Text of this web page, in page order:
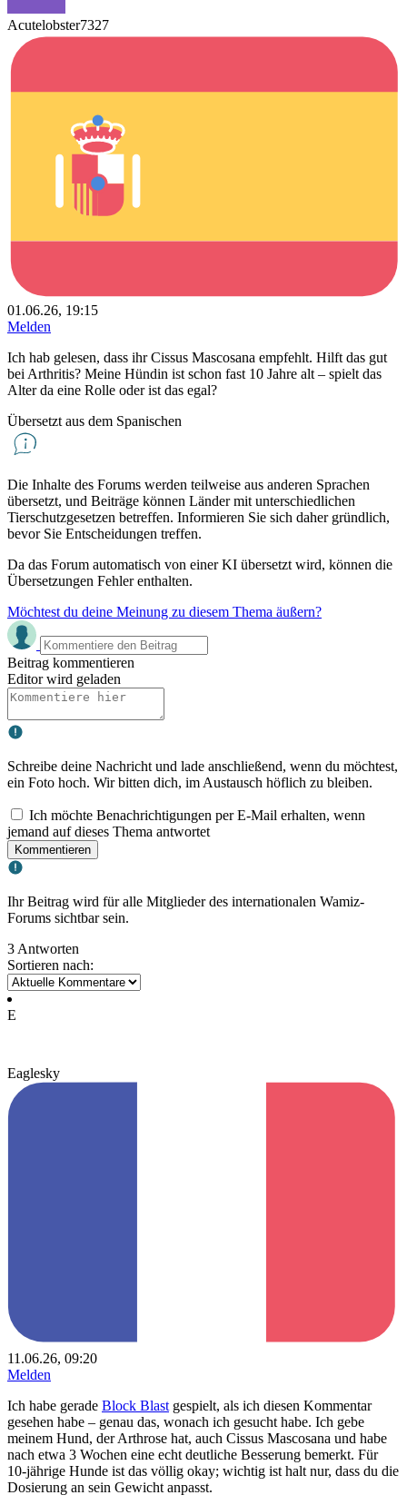
Acutelobster7327
01.06.26, 19:15
Melden
Ich hab gelesen, dass ihr Cissus Mascosana empfehlt. Hilft das gut
bei Arthritis? Meine Hündin ist schon fast 10 Jahre alt – spielt das
Alter da eine Rolle oder ist das egal?
Übersetzt aus dem Spanischen
Die Inhalte des Forums werden teilweise aus anderen Sprachen
übersetzt, und Beiträge können Länder mit unterschiedlichen
Tierschutzgesetzen betreffen. Informieren Sie sich daher gründlich,
bevor Sie Entscheidungen treffen.
Da das Forum automatisch von einer KI übersetzt wird, können die
Übersetzungen Fehler enthalten.
Möchtest du deine Meinung zu diesem Thema äußern?
Beitrag kommentieren
Editor wird geladen
Schreibe deine Nachricht und lade anschließend, wenn du möchtest,
ein Foto hoch. Wir bitten dich, im Austausch höflich zu bleiben.
Ich möchte Benachrichtigungen per E-Mail erhalten, wenn
jemand auf dieses Thema antwortet
Kommentieren
Ihr Beitrag wird für alle Mitglieder des internationalen Wamiz-
Forums sichtbar sein.
3 Antworten
Sortieren nach:
E
Eaglesky
11.06.26, 09:20
Melden
Ich habe gerade Block Blast gespielt, als ich diesen Kommentar
gesehen habe – genau das, wonach ich gesucht habe. Ich gebe
meinem Hund, der Arthrose hat, auch Cissus Mascosana und habe
nach etwa 3 Wochen eine echt deutliche Besserung bemerkt. Für
10-jährige Hunde ist das völlig okay; wichtig ist halt nur, dass du die
Dosierung an sein Gewicht anpasst.